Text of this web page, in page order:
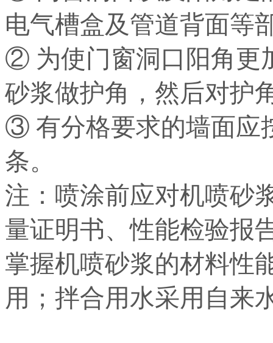
电气槽盒及管道背面等
② 为使门窗洞口阳角更
砂浆做护角，然后对护
③ 有分格要求的墙面应
条。
注：喷涂前应对机喷砂
量证明书、性能检验报
掌握机喷砂浆的材料性
用；拌合用水采用自来